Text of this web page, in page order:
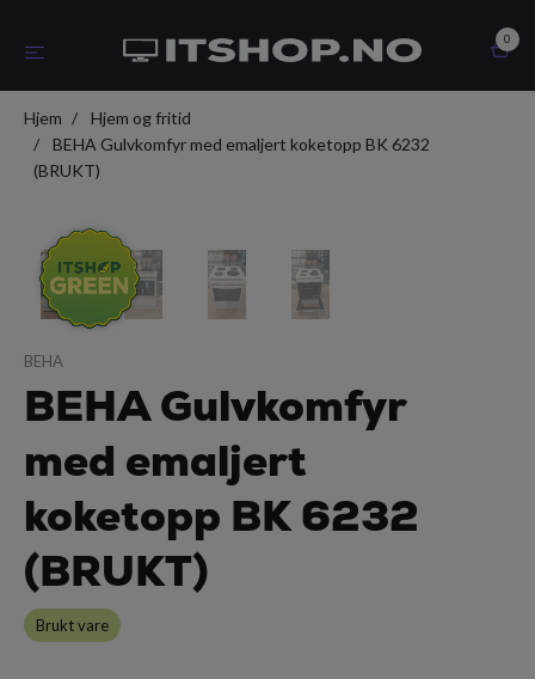
0
Hjem
Hjem og fritid
BEHA Gulvkomfyr med emaljert koketopp BK 6232
(BRUKT)
BEHA
BEHA Gulvkomfyr
med emaljert
koketopp BK 6232
(BRUKT)
Brukt vare